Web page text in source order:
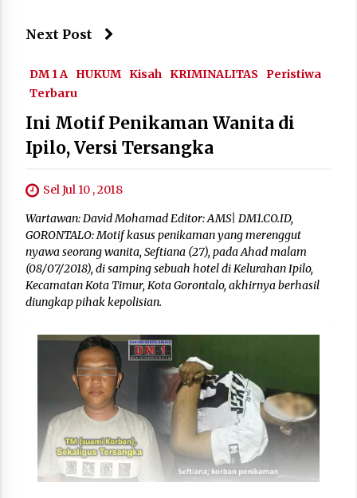
Next Post
DM 1 A HUKUM Kisah KRIMINALITAS
Peristiwa
Terbaru
Ini Motif Penikaman Wanita di
Ipilo, Versi Tersangka
Sel Jul 10 , 2018
Wartawan: David Mohamad Editor: AMS| DM1.CO.ID,
GORONTALO: Motif kasus penikaman yang merenggut
nyawa seorang wanita, Seftiana (27), pada Ahad malam
(08/07/2018), di samping sebuah hotel di Kelurahan Ipilo,
Kecamatan Kota Timur, Kota Gorontalo, akhirnya berhasil
diungkap pihak kepolisian.